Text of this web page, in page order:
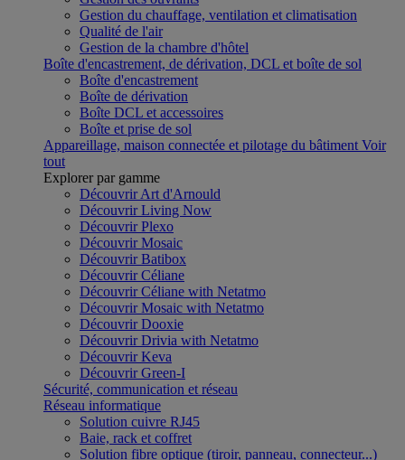
Gestion du chauffage, ventilation et climatisation
Qualité de l'air
Gestion de la chambre d'hôtel
Boîte d'encastrement, de dérivation, DCL et boîte de sol
Boîte d'encastrement
Boîte de dérivation
Boîte DCL et accessoires
Boîte et prise de sol
Appareillage, maison connectée et pilotage du bâtiment Voir
tout
Explorer par gamme
Découvrir Art d'Arnould
Découvrir Living Now
Découvrir Plexo
Découvrir Mosaic
Découvrir Batibox
Découvrir Céliane
Découvrir Céliane with Netatmo
Découvrir Mosaic with Netatmo
Découvrir Dooxie
Découvrir Drivia with Netatmo
Découvrir Keva
Découvrir Green-I
Sécurité, communication et réseau
Réseau informatique
Solution cuivre RJ45
Baie, rack et coffret
Solution fibre optique (tiroir, panneau, connecteur...)